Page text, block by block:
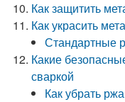
Как защитить
Как украсить
Стандартные
Какие
сваркой
Как убрать